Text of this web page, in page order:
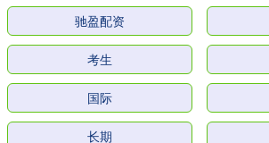
驰盈配资
考生
国际
长期